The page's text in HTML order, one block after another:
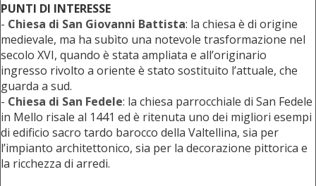
PUNTI DI INTERESSE
- Chiesa di San Giovanni Battista: la chiesa è di origine
medievale, ma ha subìto una notevole trasformazione nel
secolo XVI, quando è stata ampliata e all’originario
ingresso rivolto a oriente è stato sostituito l’attuale, che
guarda a sud.
- Chiesa di San Fedele: la chiesa parrocchiale di San Fedele
in Mello risale al 1441 ed è ritenuta uno dei migliori esempi
di edificio sacro tardo barocco della Valtellina, sia per
l’impianto architettonico, sia per la decorazione pittorica e
la ricchezza di arredi.